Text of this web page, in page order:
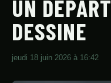
CLUBS
UN
DESSINE
jeudi 18 juin 2026 à 16:42